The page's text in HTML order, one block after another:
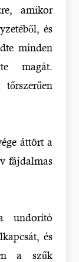
amikor
és
minden
magát.
áttört a
fájdalmas
undorító
és
a szűk